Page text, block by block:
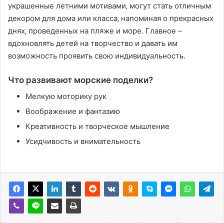
украшенные летними мотивами‚ могут стать отличным
декором для дома или класса‚ напоминая о прекрасных
днях‚ проведенных на пляже и море. Главное –
вдохновлять детей на творчество и давать им
возможность проявить свою индивидуальность.
Что развивают морские поделки?
Мелкую моторику рук
Воображение и фантазию
Креативность и творческое мышление
Усидчивость и внимательность